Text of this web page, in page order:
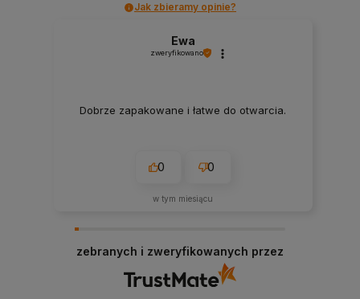
Jak zbieramy opinie?
Ewa
zweryfikowano
Dobrze zapakowane i łatwe do otwarcia.
0 0
w tym miesiącu
zebranych i zweryfikowanych przez